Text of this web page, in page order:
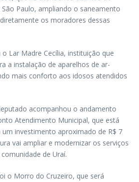
Paulo, ampliando o saneamento
os moradores dessas
Lar Madre Cecília, instituição que
a instalação de aparelhos de ar-
mais conforto aos idosos atendidos
acompanhou o andamento
Atendimento Municipal, que está
investimento aproximado de R$ 7
vai ampliar e modernizar os serviços
de Uraí.
o Morro do Cruzeiro, que será